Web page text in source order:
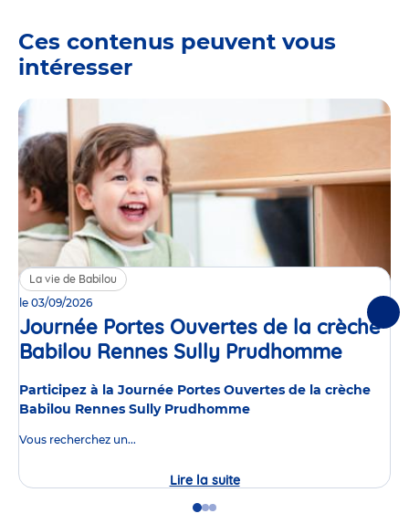
Ces contenus peuvent vous
intéresser
La vie de Babilou
le 03/09/2026
Journée Portes Ouvertes de la crèche
Babilou Rennes Sully Prudhomme
Participez à la Journée Portes Ouvertes de la crèche
Babilou Rennes Sully Prudhomme
Vous recherchez un...
Lire la suiteJournée
Portes
GoGoGo